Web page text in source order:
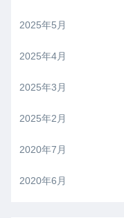
2025年5月
2025年4月
2025年3月
2025年2月
2020年7月
2020年6月